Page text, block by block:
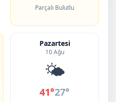
Parçalı Bulutlu
Pazartesi
10 Ağu
🌤️
41°27°